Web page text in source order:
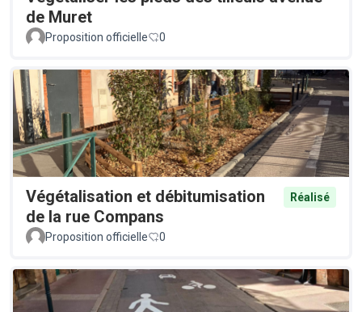
de Muret
Proposition officielle 0
Végétalisation et débitumisation
de la rue Compans
Réalisé
Proposition officielle 0